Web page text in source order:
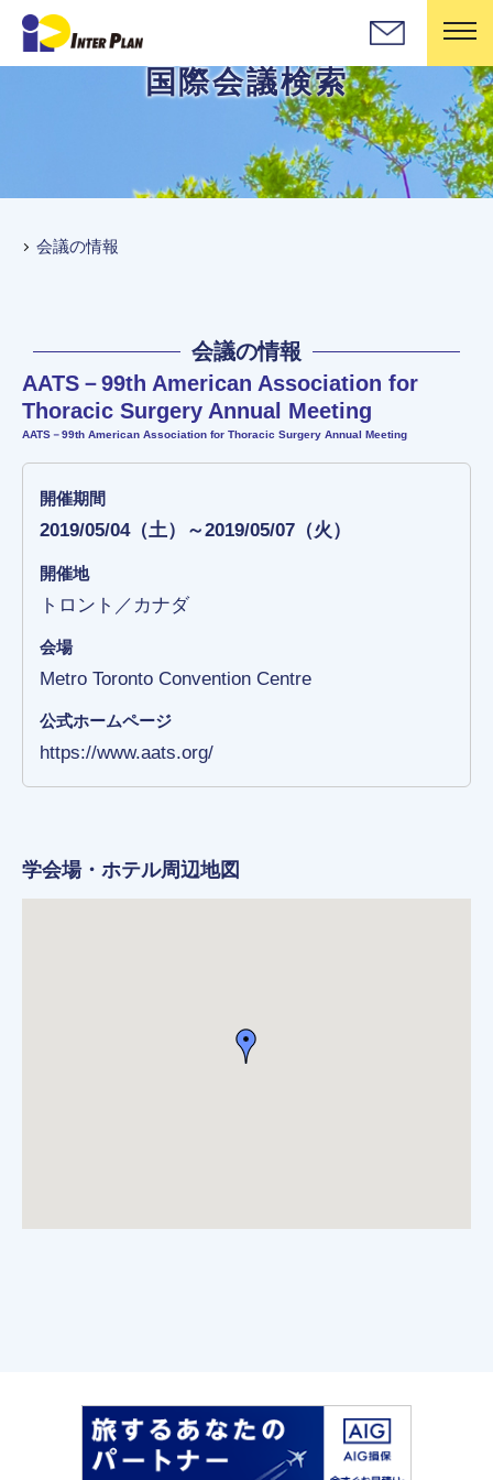
国際会議検索
会議の情報
会議の情報
AATS－99th American Association for
Thoracic Surgery Annual Meeting
AATS－99th American Association for Thoracic Surgery Annual Meeting
開催期間
2019/05/04（土）～2019/05/07（火）
開催地
トロント／カナダ
会場
Metro Toronto Convention Centre
公式ホームページ
https://www.aats.org/
学会場・ホテル周辺地図